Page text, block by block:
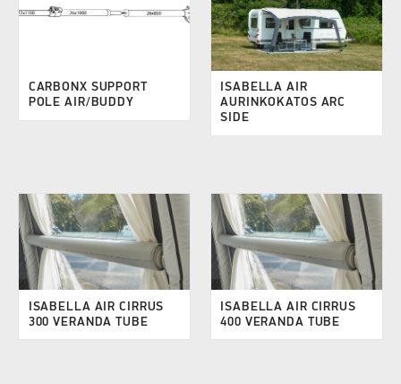
CARBONX SUPPORT
POLE AIR/BUDDY
ISABELLA AIR
AURINKOKATOS ARC
SIDE
ISABELLA AIR CIRRUS
300 VERANDA TUBE
ISABELLA AIR CIRRUS
400 VERANDA TUBE